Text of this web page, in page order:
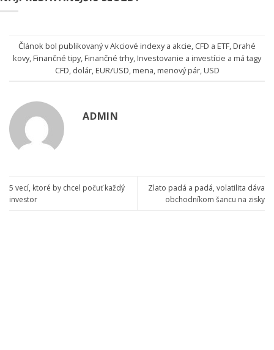
Článok bol publikovaný vAkciové indexy a akcie CFD a ETF Drahé
kovy, Finančné tipy, Finančné trhy, Investovanie a investície a má tagy
CFD dolár, EUR/USD mena menový pár, USD
ADMIN
5 vecí, ktoré by chcel počuť každý
investor
Zlato padá a padá, volatilita dáva
obchodníkom šancu na zisky